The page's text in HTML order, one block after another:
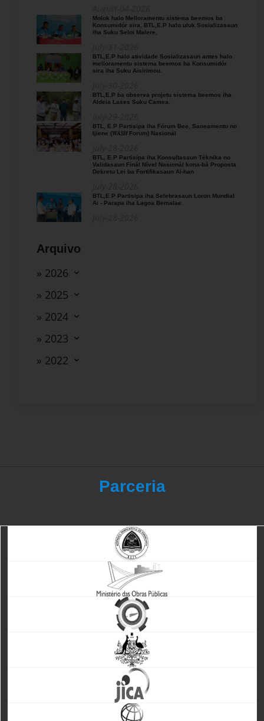
Molok halo Melloramentu sistema beemos ba
Konsumidór sira, BTL,E.P halo uluk Sosializasaun
iha Suku Seloi Malere,
BTL,E.P halo atividade Sosializasaun antes halo
melloramentu sistema beemos ba Konsumidór
sira iha Suku Aisirimou.
BTL,E.P ba observa projetu sistema beemos iha
Aldeia Lases Suku Camea.
BTL, E.P Partisipa iha Fórum Bee, Saneamentu no
Ijiene (𝑊𝐴𝑆𝐻 Forum) Nasionál
BTL, E.P Partisipa iha Konsultasaun Téknika no
Validasaun Finál Nível Nasionál kona-bá Proposta
Dekretu Lei ba Fortifikasaun Ai-han
BTL,E.P Partisipa iha Selebrasaun Loron Mundial
Ai - Parapa iha Lagoa Bemalae.
Arquivo
» 2026
» 2025
» 2024
» 2023
» 2022
Parceria